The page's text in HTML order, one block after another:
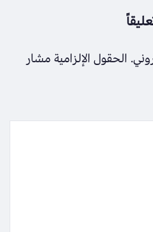
الحقول الإلزامية مشار